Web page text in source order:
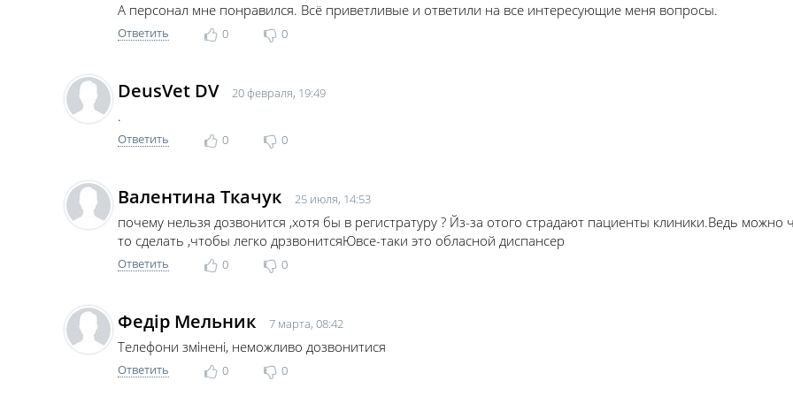
А персонал мне понравился. Всё приветливые и ответили на все интересующие меня вопросы.
Ответить 0 0
DeusVet DV 20 февраля, 19:49
.
Ответить 0 0
Валентина Ткачук 25 июля, 14:53
почему нельзя дозвонится ,хотя бы в регистратуру ? Йз-за отого страдают пациенты клиники.Ведь можно
то сделать ,чтобы легко дрзвонитсяЮвсе-таки это обласной диспансер
Ответить 0 0
Федір Мельник 7 марта, 08:42
Телефони змінені, неможливо дозвонитися
Ответить 0 0